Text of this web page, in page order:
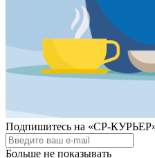
Подпишитесь на «СР-
Больше не показывать